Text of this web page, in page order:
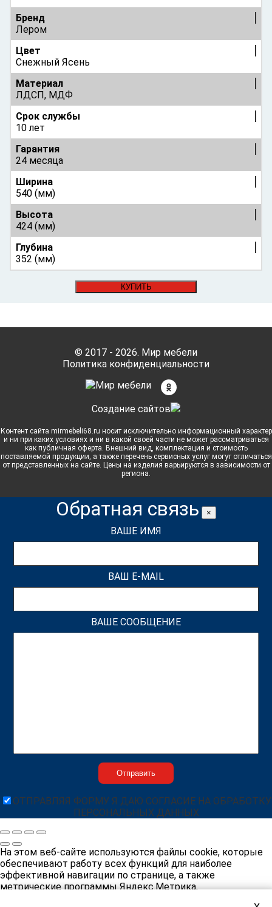
Бренд
Лером
Цвет
Снежный Ясень
Материал
ЛДСП, МДФ
Срок службы
10 лет
Гарантия
24 месяца
Ширина
540 (мм)
Высота
424 (мм)
Глубина
352 (мм)
КУПИТЬ
© 2017 - 2026. Мир мебели
Политика конфиденциальности
Cоздание сайтов
Контент сайта mirmebeli68.ru носит исключительно информационный характер
и ни при каких условиях и ни в какой своей части не может рассматриваться
как публичная оферта. Внешний вид, комплектация и стоимость
поставляемой продукции, а также перечень сервисных услуг могут отличаться
от представленных на сайте. Цены на изделия варьируются в зависимости от
региона.
Обратная связь ×
ВАШЕ ИМЯ
ВАШ E-MAIL
ВАШЕ СООБЩЕНИЕ
ОТПРАВЛЯЯ ФОРМУ Я ДАЮ СОГЛАСИЕ НА ОБРАБОТКУ
ПЕРСОНАЛЬНЫХ ДАННЫХ
На этом веб-сайте используются файлы cookie, которые
обеспечивают работу всех функций для наиболее
эффективной навигации по странице, а также
метрические программы Яндекс.Метрика,